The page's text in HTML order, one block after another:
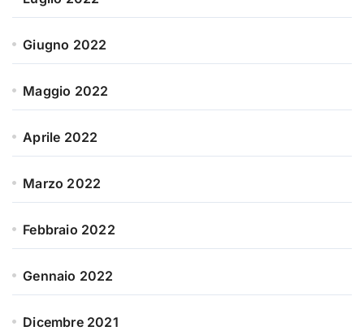
Giugno 2022
Maggio 2022
Aprile 2022
Marzo 2022
Febbraio 2022
Gennaio 2022
Dicembre 2021